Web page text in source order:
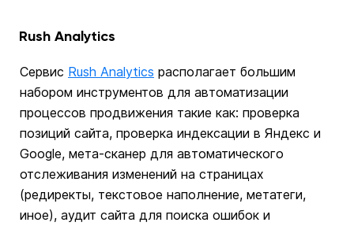
Rush Analytics
Сервис Rush Analytics располагает большим
набором инструментов для автоматизации
процессов продвижения такие как: проверка
позиций сайта, проверка индексации в Яндекс и
Google, мета-сканер для автоматического
отслеживания изменений на страницах
(редиректы, текстовое наполнение, метатеги,
иное), аудит сайта для поиска ошибок и